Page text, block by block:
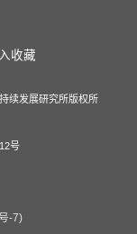
收藏
续发展研究所版权所
号
-7)